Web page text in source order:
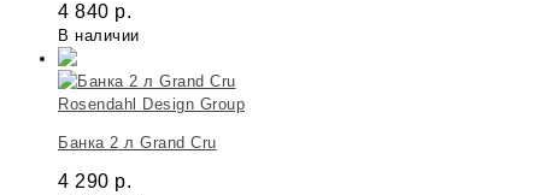
4 840 р.
В наличии
Rosendahl Design Group
Банка 2 л Grand Cru
4 290 р.